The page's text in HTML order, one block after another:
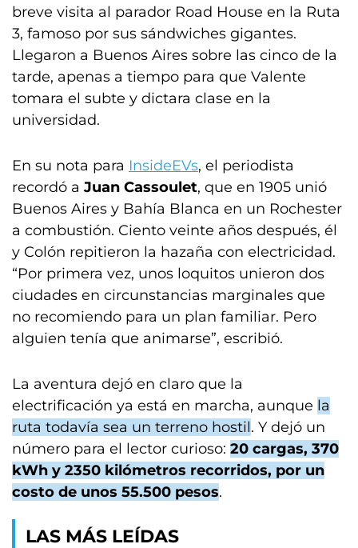
breve visita al parador Road House en la Ruta
3, famoso por sus sándwiches gigantes.
Llegaron a Buenos Aires sobre las cinco de la
tarde, apenas a tiempo para que Valente
tomara el subte y dictara clase en la
universidad.
En su nota para InsideEVs, el periodista
recordó a Juan Cassoulet, que en 1905 unió
Buenos Aires y Bahía Blanca en un Rochester
a combustión. Ciento veinte años después, él
y Colón repitieron la hazaña con electricidad.
“Por primera vez, unos loquitos unieron dos
ciudades en circunstancias marginales que
no recomiendo para un plan familiar. Pero
alguien tenía que animarse”, escribió.
La aventura dejó en claro que la
electrificación ya está en marcha, aunque la
ruta todavía sea un terreno hostil. Y dejó un
número para el lector curioso: 20 cargas, 370
kWh y 2350 kilómetros recorridos, por un
costo de unos 55.500 pesos.
LAS MÁS LEÍDAS